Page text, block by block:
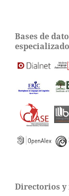
Bases de
Directorios